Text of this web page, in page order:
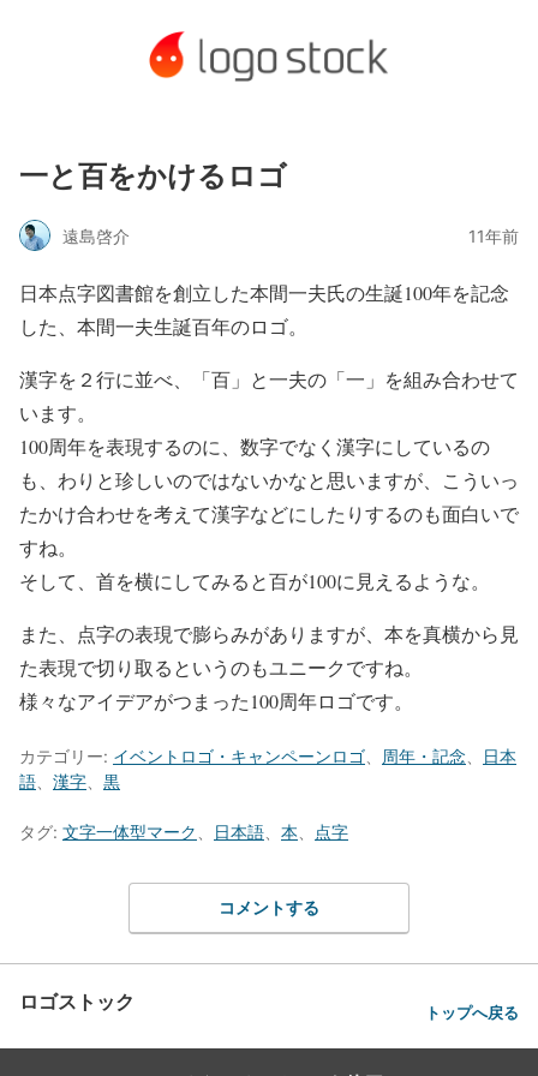
一と百をかけるロゴ
遠島啓介 11年前
日本点字図書館を創立した本間一夫氏の生誕100年を記念
した、本間一夫生誕百年のロゴ。
漢字を２行に並べ、「百」と一夫の「一」を組み合わせて
います。
100周年を表現するのに、数字でなく漢字にしているの
も、わりと珍しいのではないかなと思いますが、こういっ
たかけ合わせを考えて漢字などにしたりするのも面白いで
すね。
そして、首を横にしてみると百が100に見えるような。
また、点字の表現で膨らみがありますが、本を真横から見
た表現で切り取るというのもユニークですね。
様々なアイデアがつまった100周年ロゴです。
カテゴリー: イベントロゴ・キャンペーンロゴ 周年・記念
日本
語
漢字 黒
タグ: 文字一体型マーク 日本語 本 点字
コメントする
ロゴストック トップへ戻る